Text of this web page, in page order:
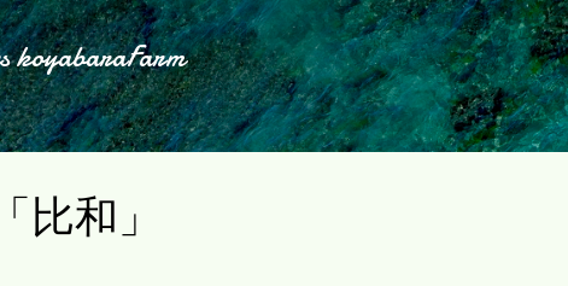
スキップしてメイン コンテンツに移動
koyabaraFarm
比和」